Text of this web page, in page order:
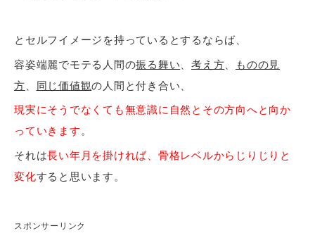
とセルフイメージを持っているとするならば、
容姿端麗でモテる人間の振る舞い 考え方
ものの見
方
同じ価値観の人間と付き合い、
現実にそうでなくても無意識に自然とその方向へと向か
っていきます 。
それは長い年月を掛ければ、骨格レベルからじりじりと
変化すると思います。
スポンサーリンク